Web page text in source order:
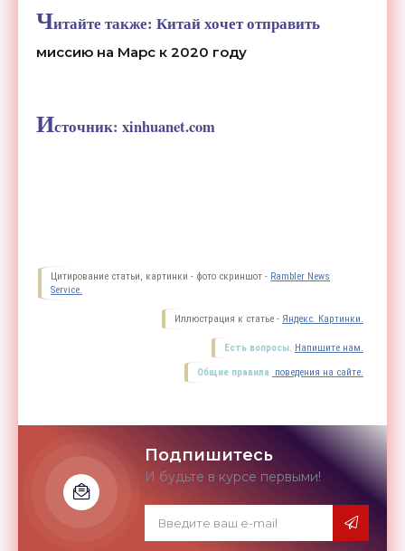
Читайте также: Китай хочет отправить
миссию на Марс к 2020 году
Источник: xinhuanet.com
Цитирование статьи, картинки - фото скриншот - Rambler News
Service.
Иллюстрация к статье - Яндекс. Картинки.
Есть вопросы. Напишите нам.
Общие правила поведения на сайте.
Подпишитесь
И будьте в курсе первыми!